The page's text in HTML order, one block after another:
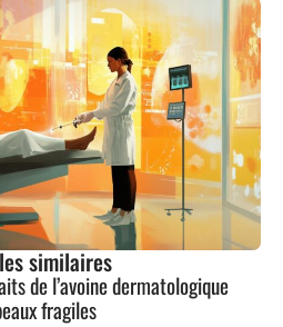
similaires
de l’avoine dermatologique
fragiles